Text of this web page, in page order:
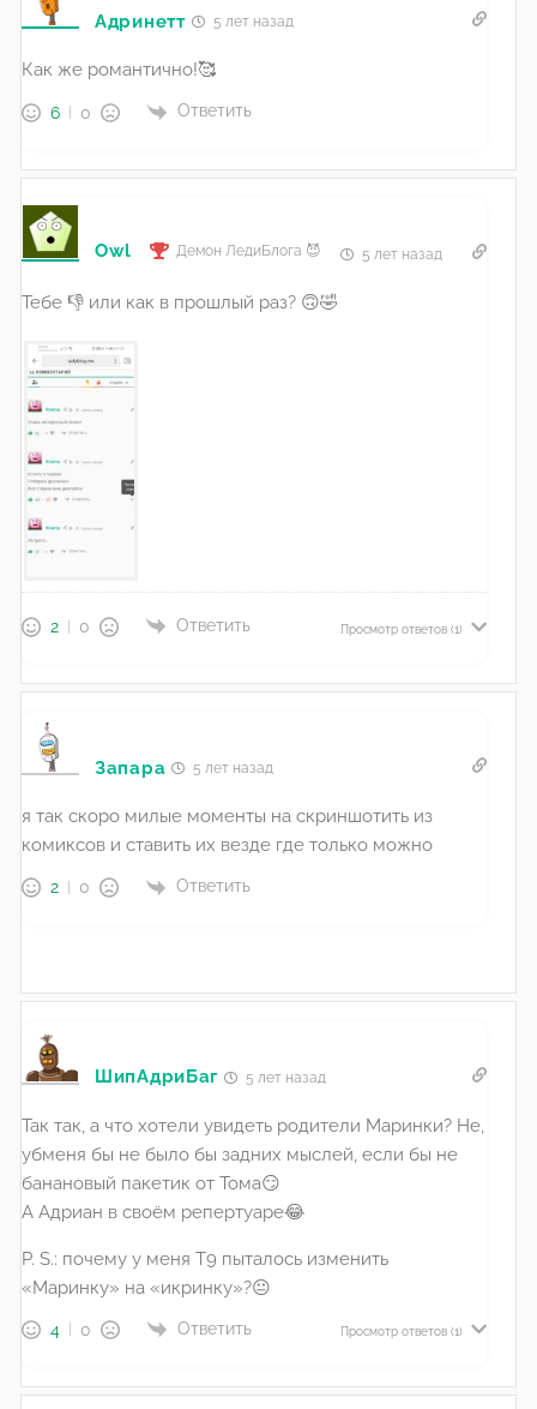
Адринетт 5 лет назад
Как же романтично!🥰
6 0 Ответить
Owl Демон ЛедиБлога 😈 5 лет назад
Тебе 👎 или как в прошлый раз? 🙃🤣
2 0 Ответить Просмотр ответов (1)
Запара 5 лет назад
я так скоро милые моменты на скриншотить из
комиксов и ставить их везде где только можно
2 0 Ответить
ШипАдриБаг 5 лет назад
Так так, а что хотели увидеть родители Маринки? Не,
убменя бы не было бы задних мыслей, если бы не
банановый пакетик от Тома😏
А Адриан в своём репертуаре😂
P. S.: почему у меня Т9 пыталось изменить
«Маринку» на «икринку»?😐
4 0 Ответить Просмотр ответов (1)